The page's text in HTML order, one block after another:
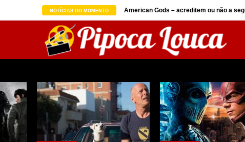
NOTÍCIAS DO MOMENTO
seguindo sucesso d ... American Gods – acreditem ou não a